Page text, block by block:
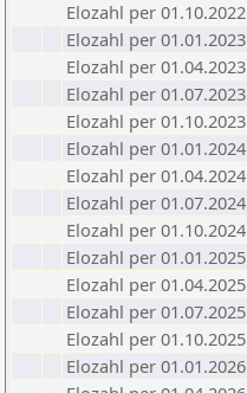
Elozahl per 01.10.2022
Elozahl per 01.01.2023
Elozahl per 01.04.2023
Elozahl per 01.07.2023
Elozahl per 01.10.2023
Elozahl per 01.01.2024
Elozahl per 01.04.2024
Elozahl per 01.07.2024
Elozahl per 01.10.2024
Elozahl per 01.01.2025
Elozahl per 01.04.2025
Elozahl per 01.07.2025
Elozahl per 01.10.2025
Elozahl per 01.01.2026